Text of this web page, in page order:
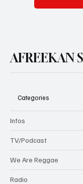
AFREEKAN
Categories
Infos
TV/Podcast
We Are Reggae
Radio